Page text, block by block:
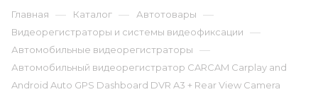
Главная — Каталог — Автотовары —
Видеорегистраторы и системы видеофиксации —
Автомобильные видеорегистраторы —
Автомобильный видеорегистратор CARCAM Carplay and
Android Auto GPS Dashboard DVR A3 + Rear View Camera